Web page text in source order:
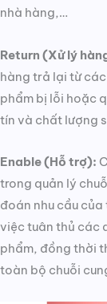
nhà hàng,…
Return (Xử lý
hàng trả lại từ
phẩm bị lỗi hoặc
tín và chất lượng
Enable (Hỗ trợ):
trong quản lý
đoán nhu cầu
việc tuân thủ các
phẩm, đồng thời
toàn bộ chuỗi